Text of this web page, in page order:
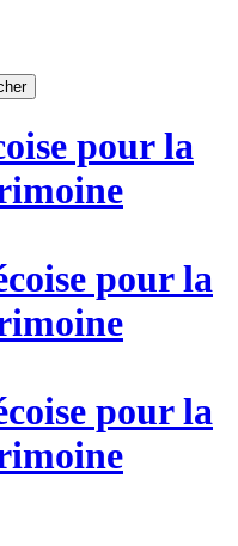
pour la